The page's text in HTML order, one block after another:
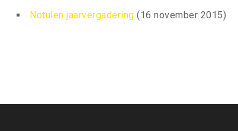
Notulen jaarvergadering (16 november 2015)